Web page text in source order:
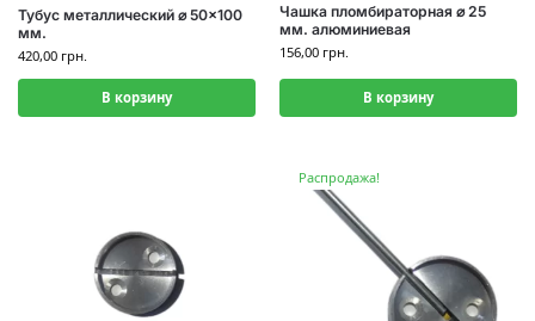
Тубус металлический ⌀ 50×100
мм.
420,00 грн.
В корзину
Чашка пломбираторная ⌀ 25
мм. алюминиевая
156,00 грн.
В корзину
Распродажа!